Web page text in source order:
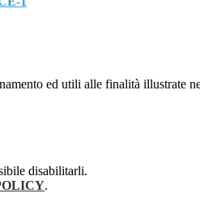
ed utili alle finalità illustrate
disabilitarli.
.